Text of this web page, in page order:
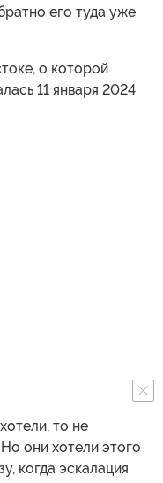
его туда уже
о которой
11 января 2024
то не
они хотели этого
когда эскалация